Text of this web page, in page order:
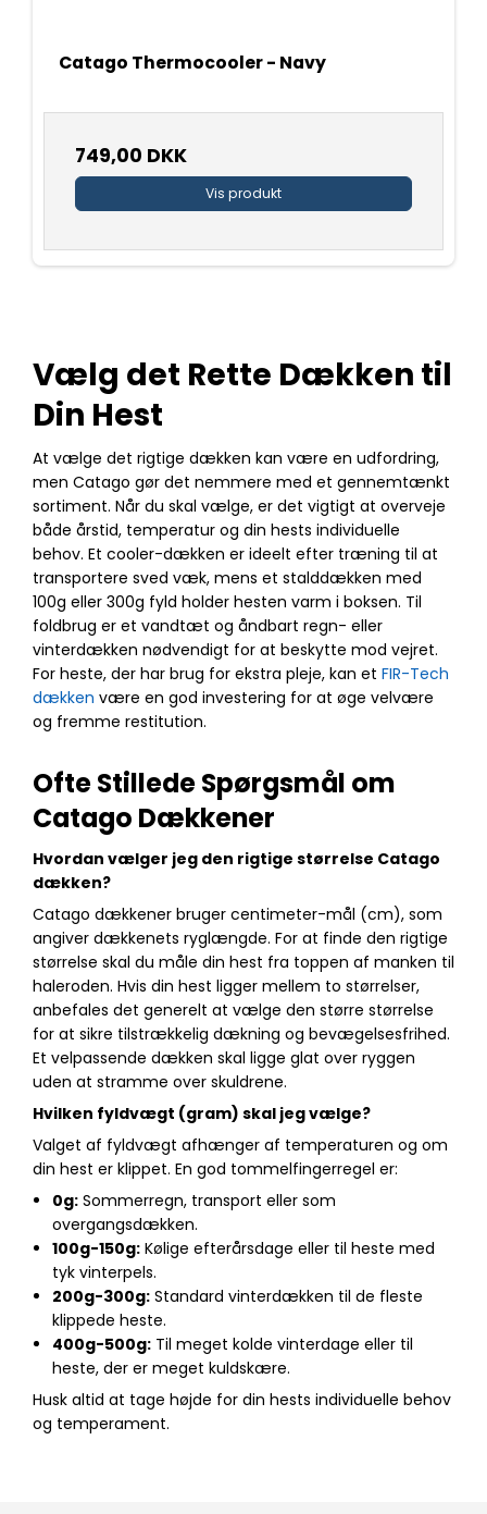
Catago Thermocooler - Navy
749,00 DKK
Vis produkt
Vælg det Rette Dækken til
Din Hest
At vælge det rigtige dækken kan være en udfordring,
men Catago gør det nemmere med et gennemtænkt
sortiment. Når du skal vælge, er det vigtigt at overveje
både årstid, temperatur og din hests individuelle
behov. Et cooler-dækken er ideelt efter træning til at
transportere sved væk, mens et stalddækken med
100g eller 300g fyld holder hesten varm i boksen. Til
foldbrug er et vandtæt og åndbart regn- eller
vinterdækken nødvendigt for at beskytte mod vejret.
For heste, der har brug for ekstra pleje, kan et FIR-Tech
dækken være en god investering for at øge velvære
og fremme restitution.
Ofte Stillede Spørgsmål om
Catago Dækkener
Hvordan vælger jeg den rigtige størrelse Catago
dækken?
Catago dækkener bruger centimeter-mål (cm), som
angiver dækkenets ryglængde. For at finde den rigtige
størrelse skal du måle din hest fra toppen af manken til
haleroden. Hvis din hest ligger mellem to størrelser,
anbefales det generelt at vælge den større størrelse
for at sikre tilstrækkelig dækning og bevægelsesfrihed.
Et velpassende dækken skal ligge glat over ryggen
uden at stramme over skuldrene.
Hvilken fyldvægt (gram) skal jeg vælge?
Valget af fyldvægt afhænger af temperaturen og om
din hest er klippet. En god tommelfingerregel er:
0g:Sommerregn, transport eller som
overgangsdækken.
100g-150g:Kølige efterårsdage eller til heste med
tyk vinterpels.
200g-300g:Standard vinterdækken til de fleste
klippede heste.
400g-500g:Til meget kolde vinterdage eller til
heste, der er meget kuldskære.
Husk altid at tage højde for din hests individuelle behov
og temperament.